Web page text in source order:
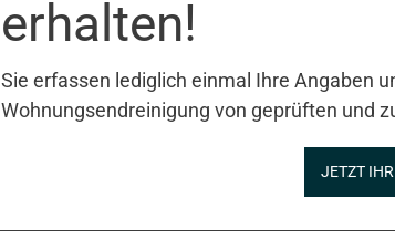
erhalten!
Sie erfassen lediglich einmal Ihre Angaben
Wohnungsendreinigung von geprüften und
JETZT